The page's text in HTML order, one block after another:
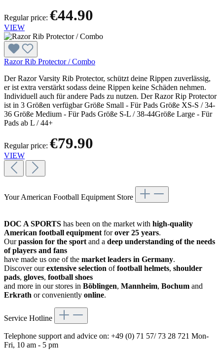
Regular price: €44.90
VIEW
Razor Rib Protector / Combo
Der Razor Varsity Rib Protector, schützt deine Rippen zuverlässig,
er ist extra verstärkt sodass deine Rippen keine Schäden nehmen.
Individuell auch für andere Pads zu nutzen. Der Razor Rip Protector
ist in 3 Größen verfügbar Größe Small - Für Pads Größe XS-S / 34-
36 Größe Medium - Für Pads Größe S-L / 38-44Größe Large - Für
Pads ab L / 44+
Regular price: €79.90
VIEW
Your American Football Equipment Store
DOC A SPORTS has been on the market with high-quality
American football equipment forover 25 years.
Ourpassion for the sport and a deep understanding of the needs
of players and fans
have made us one of the market leaders in Germany.
Discover ourextensive selection offootball helmets, shoulder
pads, gloves, football shoes
and more in our stores in Böblingen, Mannheim, Bochum and
Erkrath or conveniently online.
Service Hotline
Telephone support and advice on: +49 (0) 71 57/ 73 28 721 Mon-
Fri, 10 am - 5 pm